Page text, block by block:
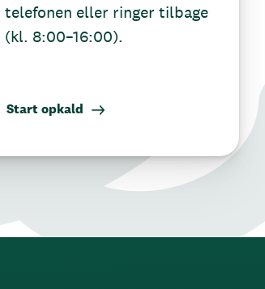
telefonen eller ringer tilbage
(kl. 8:00–16:00).
Start opkald